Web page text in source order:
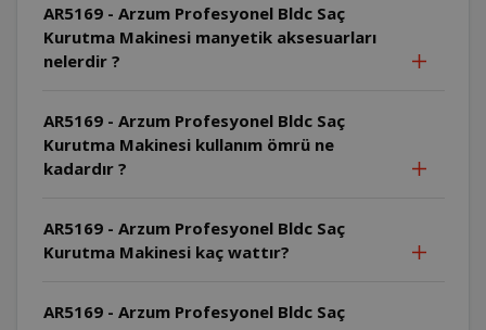
AR5169 - Arzum Profesyonel Bldc Saç
Kurutma Makinesi manyetik aksesuarları
nelerdir ?
AR5169 - Arzum Profesyonel Bldc Saç
Kurutma Makinesi kullanım ömrü ne
kadardır ?
AR5169 - Arzum Profesyonel Bldc Saç
Kurutma Makinesi kaç wattır?
AR5169 - Arzum Profesyonel Bldc Saç